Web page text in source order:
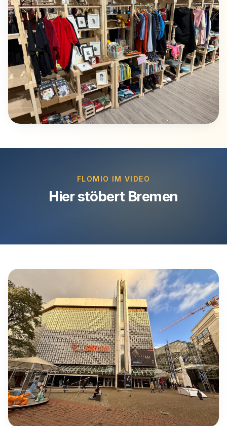
FLOMIO IM VIDEO
Hier stöbert Bremen
Video abspielen
Beim Klick wird das Video von Vimeo geladen.
Vimeo erhaelt dabei deine IP-Adresse.